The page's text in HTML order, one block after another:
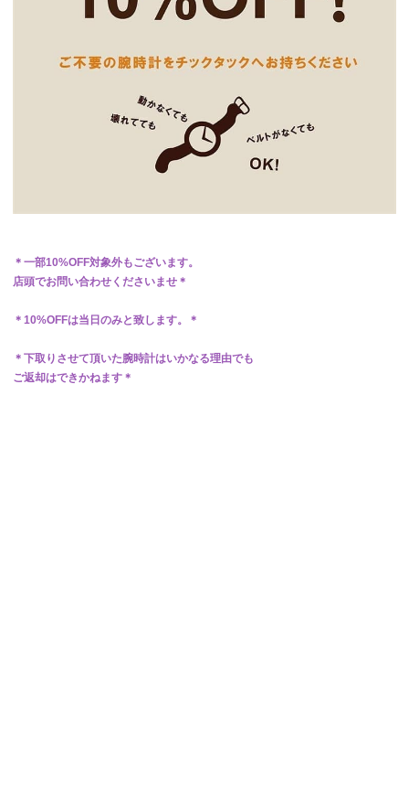
＊一部10%OFF対象外もございます。
店頭でお問い合わせくださいませ＊
＊10%OFFは当日のみと致します。＊
＊下取りさせて頂いた腕時計はいかなる理由でも
ご返却はできかねます＊